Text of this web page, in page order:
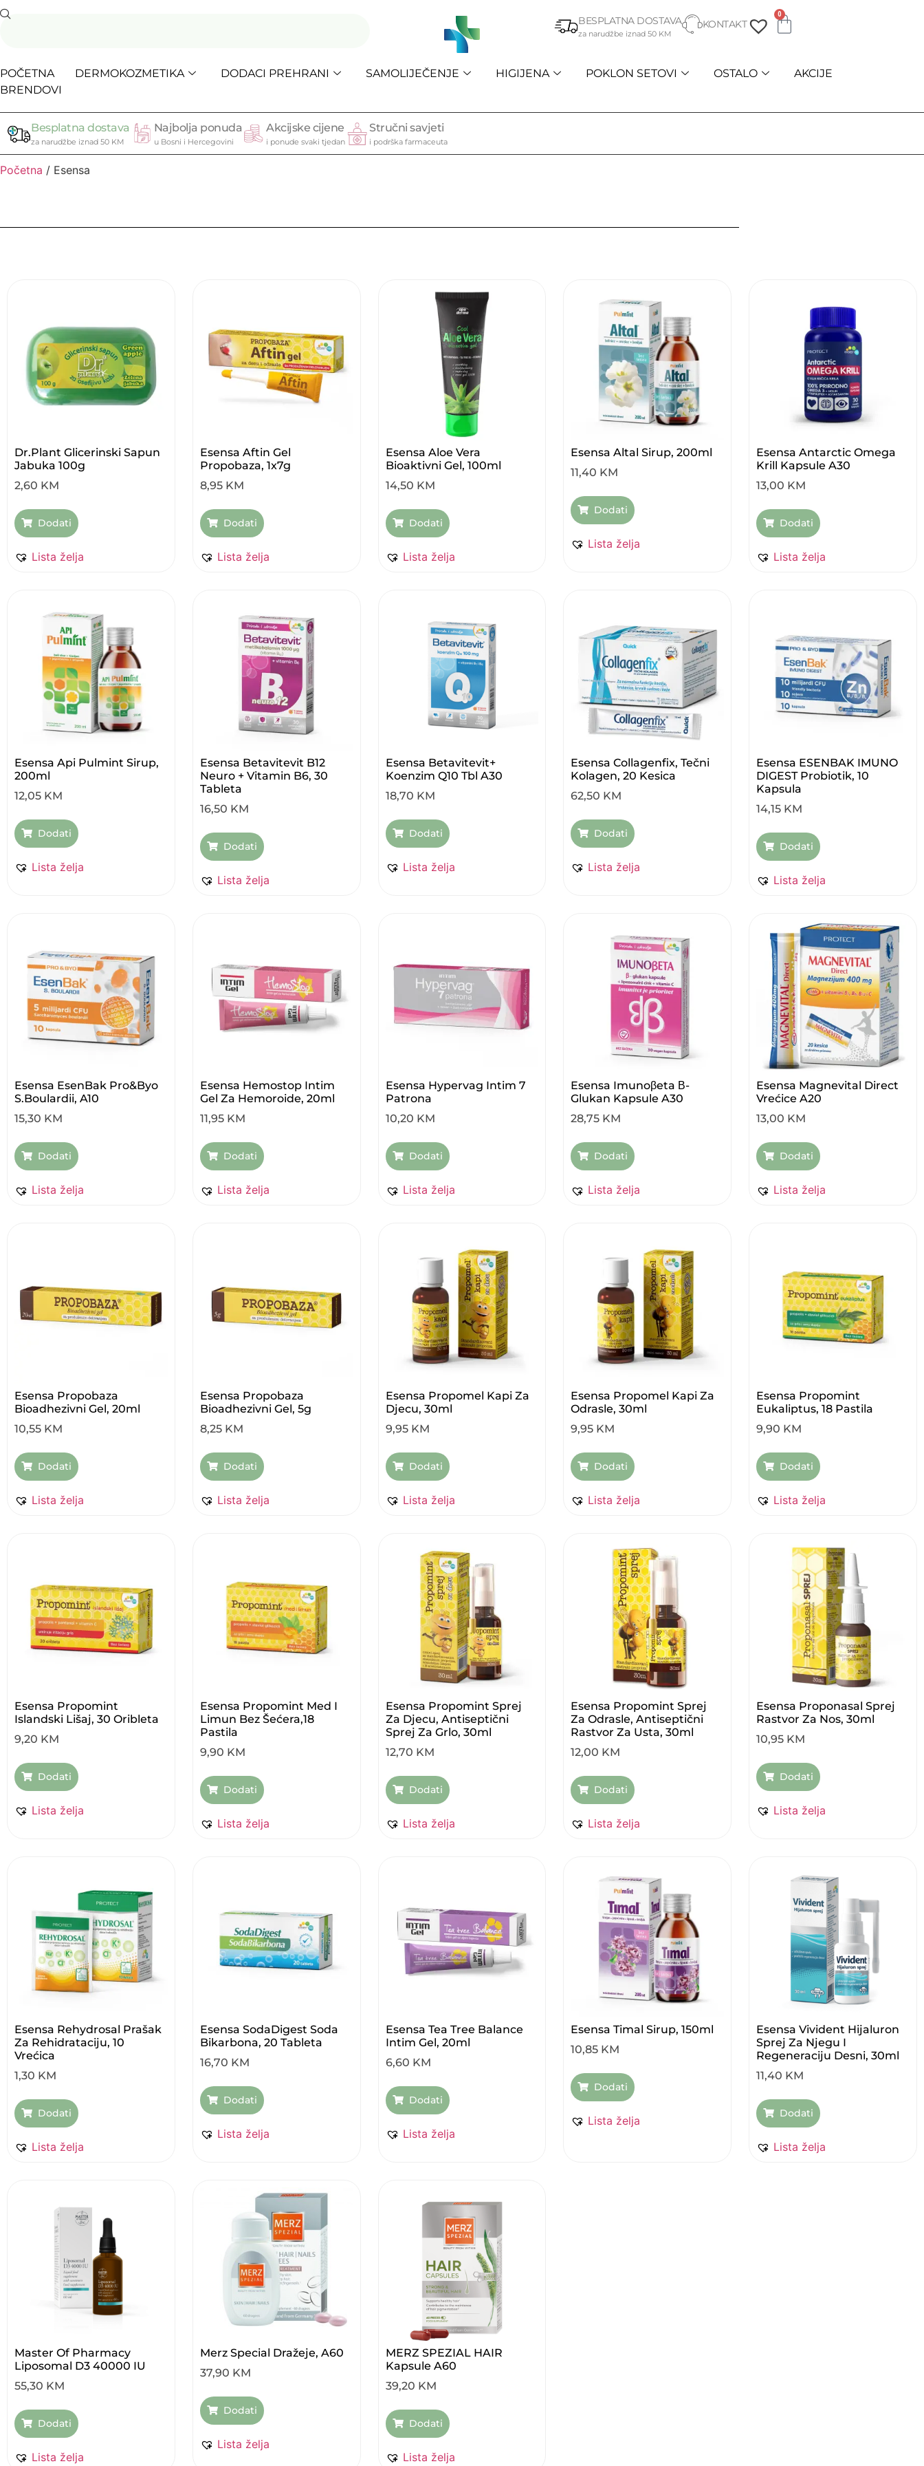
BESPLATNA DOSTAVA
za narudžbe iznad 50 KM
KONTAKT
0
POČETNA DERMOKOZMETIKA DODACI PREHRANI SAMOLIJEČENJE HIGIJENA POKLON SETOVI OSTALO
AKCIJE
BRENDOVI
Besplatna dostava
za narudžbe iznad 50 KM
Najbolja ponuda
u Bosni i Hercegovini
Akcijske cijene
i ponude svaki tjedan
Stručni savjeti
i podrška farmaceuta
Početna / Esensa
Dr.Plant Glicerinski Sapun
Jabuka 100g
2,60 KM
Dodati
Lista želja
Esensa Aftin Gel
Propobaza, 1x7g
8,95 KM
Dodati
Lista želja
Esensa Aloe Vera
Bioaktivni Gel, 100ml
14,50 KM
Dodati
Lista želja
Esensa Altal Sirup, 200ml
11,40 KM
Dodati
Lista želja
Esensa Antarctic Omega
Krill Kapsule A30
13,00 KM
Dodati
Lista želja
Esensa Api Pulmint Sirup,
200ml
12,05 KM
Dodati
Lista želja
Esensa Betavitevit B12
Neuro + Vitamin B6, 30
Tableta
16,50 KM
Dodati
Lista želja
Esensa Betavitevit+
Koenzim Q10 Tbl A30
18,70 KM
Dodati
Lista želja
Esensa Collagenfix, Tečni
Kolagen, 20 Kesica
62,50 KM
Dodati
Lista želja
Esensa ESENBAK IMUNO
DIGEST Probiotik, 10
Kapsula
14,15 KM
Dodati
Lista želja
Esensa EsenBak Pro&Byo
S.boulardii, A10
15,30 KM
Dodati
Lista želja
Esensa Hemostop Intim
Gel Za Hemoroide, 20ml
11,95 KM
Dodati
Lista želja
Esensa Hypervag Intim 7
Patrona
10,20 KM
Dodati
Lista želja
Esensa Imunoβeta Β-
Glukan Kapsule A30
28,75 KM
Dodati
Lista želja
Esensa Magnevital Direct
Vrećice A20
13,00 KM
Dodati
Lista želja
Esensa Propobaza
Bioadhezivni Gel, 20ml
10,55 KM
Dodati
Lista želja
Esensa Propobaza
Bioadhezivni Gel, 5g
8,25 KM
Dodati
Lista želja
Esensa Propomel Kapi Za
Djecu, 30ml
9,95 KM
Dodati
Lista želja
Esensa Propomel Kapi Za
Odrasle, 30ml
9,95 KM
Dodati
Lista želja
Esensa Propomint
Eukaliptus, 18 Pastila
9,90 KM
Dodati
Lista želja
Esensa Propomint
Islandski Lišaj, 30 Oribleta
9,20 KM
Dodati
Lista želja
Esensa Propomint Med I
Limun Bez Šećera,18
Pastila
9,90 KM
Dodati
Lista želja
Esensa Propomint Sprej
Za Djecu, Antiseptični
Sprej Za Grlo, 30ml
12,70 KM
Dodati
Lista želja
Esensa Propomint Sprej
Za Odrasle, Antiseptični
Rastvor Za Usta, 30ml
12,00 KM
Dodati
Lista želja
Esensa Proponasal Sprej
Rastvor Za Nos, 30ml
10,95 KM
Dodati
Lista želja
Esensa Rehydrosal Prašak
Za Rehidrataciju, 10
Vrećica
1,30 KM
Dodati
Lista želja
Esensa SodaDigest Soda
Bikarbona, 20 Tableta
16,70 KM
Dodati
Lista želja
Esensa Tea Tree Balance
Intim Gel, 20ml
6,60 KM
Dodati
Lista želja
Esensa Timal Sirup, 150ml
10,85 KM
Dodati
Lista želja
Esensa Vivident Hijaluron
Sprej Za Njegu I
Regeneraciju Desni, 30ml
11,40 KM
Dodati
Lista želja
Master Of Pharmacy
Liposomal D3 40000 IU
55,30 KM
Dodati
Lista želja
Merz Special Dražeje, A60
37,90 KM
Dodati
Lista želja
MERZ SPEZIAL HAIR
Kapsule A60
39,20 KM
Dodati
Lista želja